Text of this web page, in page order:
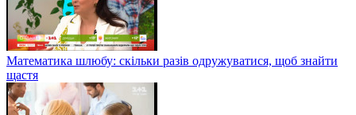
Математика шлюбу: скільки разів одружуватися, щоб знайти
щастя